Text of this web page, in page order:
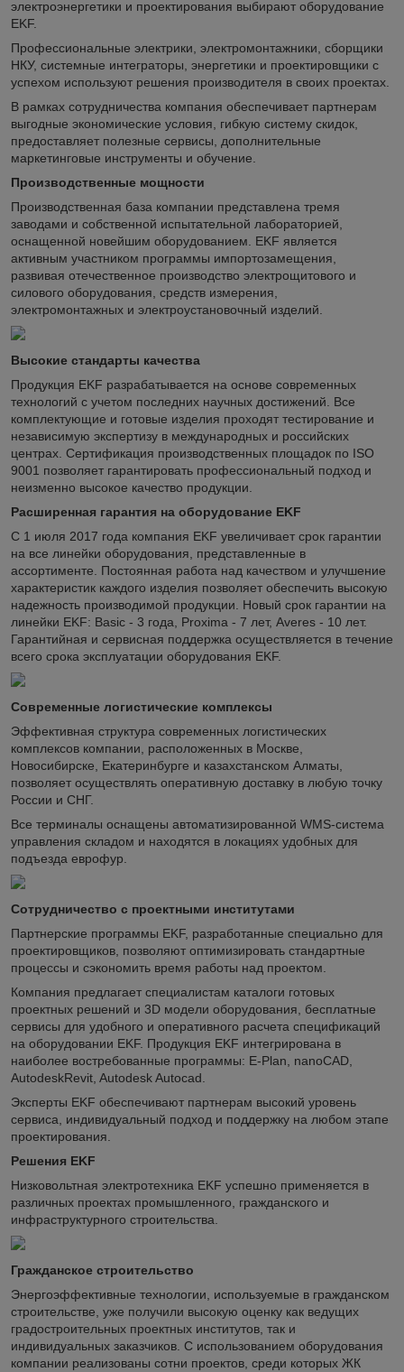
электроэнергетики и проектирования выбирают оборудование
EKF.
Профессиональные электрики, электромонтажники, сборщики
НКУ, системные интеграторы, энергетики и проектировщики с
успехом используют решения производителя в своих проектах.
В рамках сотрудничества компания обеспечивает партнерам
выгодные экономические условия, гибкую систему скидок,
предоставляет полезные сервисы, дополнительные
маркетинговые инструменты и обучение.
Производственные мощности
Производственная база компании представлена тремя
заводами и собственной испытательной лабораторией,
оснащенной новейшим оборудованием. EKF является
активным участником программы импортозамещения,
развивая отечественное производство электрощитового и
силового оборудования, средств измерения,
электромонтажных и электроустановочный изделий.
Высокие стандарты качества
Продукция EKF разрабатывается на основе современных
технологий с учетом последних научных достижений. Все
комплектующие и готовые изделия проходят тестирование и
независимую экспертизу в международных и российских
центрах. Сертификация производственных площадок по ISO
9001 позволяет гарантировать профессиональный подход и
неизменно высокое качество продукции.
Расширенная гарантия на оборудование EKF
С 1 июля 2017 года компания EKF увеличивает срок гарантии
на все линейки оборудования, представленные в
ассортименте. Постоянная работа над качеством и улучшение
характеристик каждого изделия позволяет обеспечить высокую
надежность производимой продукции. Новый срок гарантии на
линейки EKF: Basic - 3 года, Proxima - 7 лет, Averes - 10 лет.
Гарантийная и сервисная поддержка осуществляется в течение
всего срока эксплуатации оборудования EKF.
Современные логистические комплексы
Эффективная структура современных логистических
комплексов компании, расположенных в Москве,
Новосибирске, Екатеринбурге и казахстанском Алматы,
позволяет осуществлять оперативную доставку в любую точку
России и СНГ.
Все терминалы оснащены автоматизированной WMS-система
управления складом и находятся в локациях удобных для
подъезда еврофур.
Сотрудничество с проектными институтами
Партнерские программы EKF, разработанные специально для
проектировщиков, позволяют оптимизировать стандартные
процессы и сэкономить время работы над проектом.
Компания предлагает специалистам каталоги готовых
проектных решений и 3D модели оборудования, бесплатные
сервисы для удобного и оперативного расчета спецификаций
на оборудовании EKF. Продукция EKF интегрирована в
наиболее востребованные программы: E-Plan, nanoCAD,
AutodeskRevit, Autodesk Autocad.
Эксперты EKF обеспечивают партнерам высокий уровень
сервиса, индивидуальный подход и поддержку на любом этапе
проектирования.
Решения EKF
Низковольтная электротехника EKF успешно применяется в
различных проектах промышленного, гражданского и
инфраструктурного строительства.
Гражданское строительство
Энергоэффективные технологии, используемые в гражданском
строительстве, уже получили высокую оценку как ведущих
градостроительных проектных институтов, так и
индивидуальных заказчиков. С использованием оборудования
компании реализованы сотни проектов, среди которых ЖК